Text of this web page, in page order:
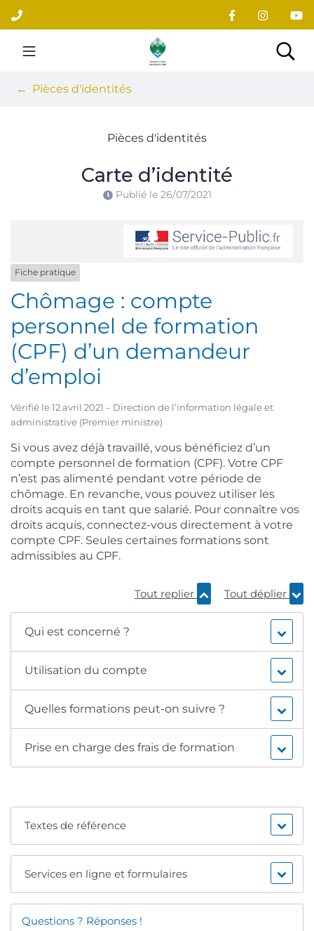
Aller
au
contenu
Site officiel du village
Pièces d'identités
Pièces d'identités
Carte d’identité
Publié le 26/07/2021
Fiche pratique
Chômage : compte
personnel de formation
(CPF) d’un demandeur
d’emploi
Vérifié le 12 avril 2021 – Direction de l’information légale et
administrative (Premier ministre)
Si vous avez déjà travaillé, vous bénéficiez d’un
compte personnel de formation (CPF). Votre CPF
n’est pas alimenté pendant votre période de
chômage. En revanche, vous pouvez utiliser les
droits acquis en tant que salarié. Pour connaître vos
droits acquis, connectez-vous directement à votre
compte CPF. Seules certaines formations sont
admissibles au CPF.
Tout replier Tout déplier
Qui est concerné ?
Utilisation du compte
Quelles formations peut-on suivre ?
Prise en charge des frais de formation
Textes de référence
Services en ligne et formulaires
Questions ? Réponses !